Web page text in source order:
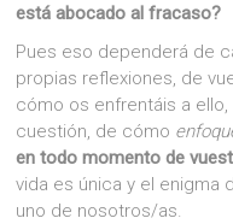
está abocado al fracaso?
Pues eso dependerá de
propias reflexiones, de
cómo os enfrentáis a
cuestión, de cómo
en todo momento de
vida es única y el enigma
uno de nosotros/as.